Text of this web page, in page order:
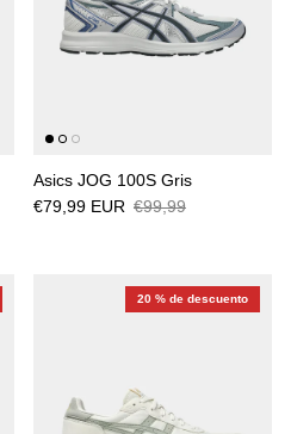
Asics JOG 100S Gris
€79,99 EUR €99,99
20 % de descuento